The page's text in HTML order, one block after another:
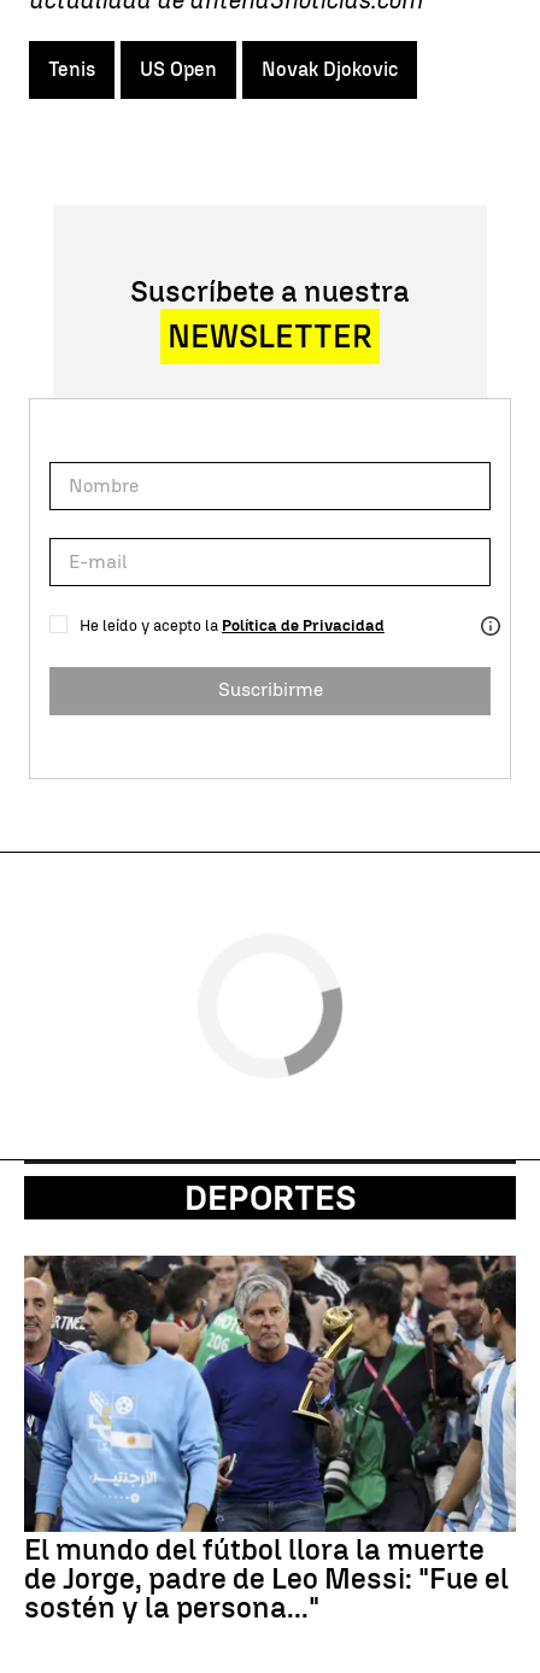
Tenis US Open Novak Djokovic
Suscríbete a nuestra
NEWSLETTER
He leído y acepto la Política de Privacidad
Suscribirme
DEPORTES
El mundo del fútbol llora la muerte
de Jorge, padre de Leo Messi: "Fue el
sostén y la persona..."